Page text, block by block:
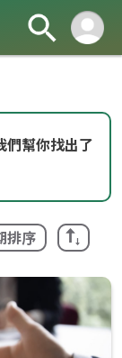
幫你找出了
排序